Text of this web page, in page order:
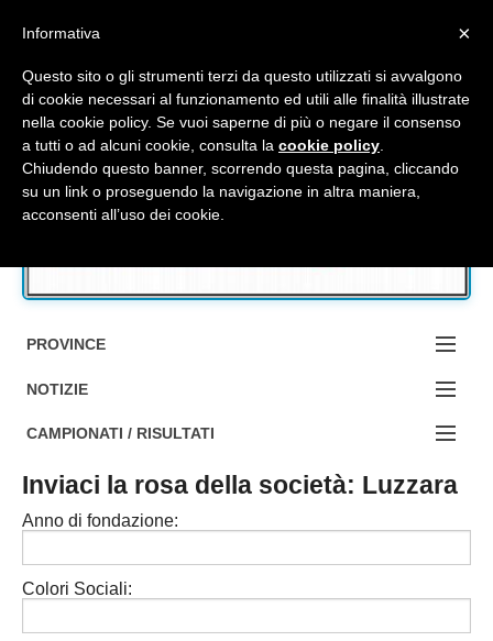
Accedi / Registrati
Contattaci
PROVINCE
EDIZIONE:
BOLOGNA
MODENA
PARMA
NOTIZIE
NOTIZIE:
MA DA BO ?1?
SERIE D
ECCELLENZA
PROMOZIONE
CAMPIONATI / RISULTATI
Campionati e Risultati:
NAZIONALI
Inviaci la rosa della società: Luzzara
Anno di fondazione:
Colori Sociali:
×
Informativa
Questo sito o gli strumenti terzi da questo utilizzati si avvalgono
di cookie necessari al funzionamento ed utili alle finalità illustrate
nella cookie policy. Se vuoi saperne di più o negare il consenso
a tutti o ad alcuni cookie, consulta la cookie policy
Chiudendo questo banner, scorrendo questa pagina, cliccando
su un link o proseguendo la navigazione in altra maniera,
acconsenti all’uso dei cookie.